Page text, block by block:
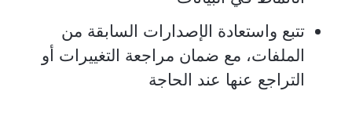
تتبع واستعادة الإصدارات السابقة من
الملفات، مع ضمان مراجعة التغييرات أو
التراجع عنها عند الحاجة